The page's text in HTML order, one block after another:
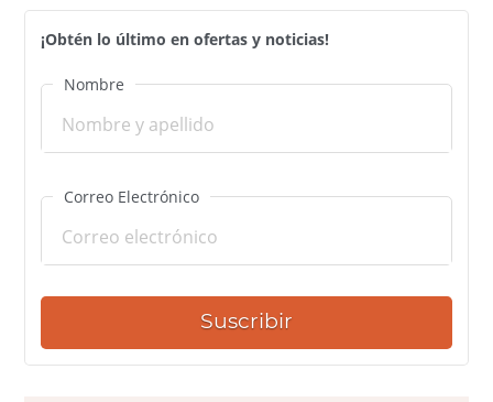
¡Obtén lo último en ofertas y noticias!
Nombre
Correo Electrónico
Suscribir